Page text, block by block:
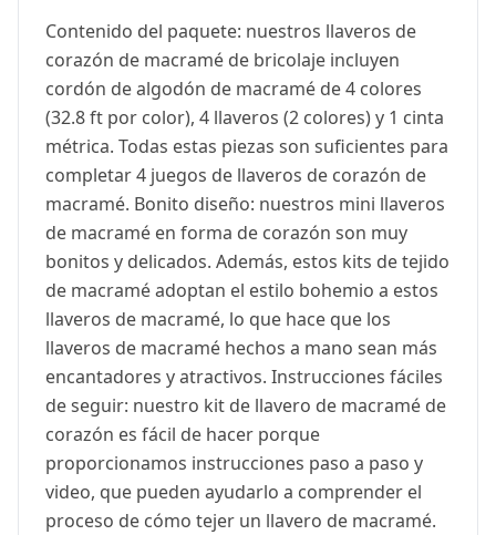
Contenido del paquete: nuestros llaveros de
corazón de macramé de bricolaje incluyen
cordón de algodón de macramé de 4 colores
(32.8 ft por color), 4 llaveros (2 colores) y 1 cinta
métrica. Todas estas piezas son suficientes para
completar 4 juegos de llaveros de corazón de
macramé. Bonito diseño: nuestros mini llaveros
de macramé en forma de corazón son muy
bonitos y delicados. Además, estos kits de tejido
de macramé adoptan el estilo bohemio a estos
llaveros de macramé, lo que hace que los
llaveros de macramé hechos a mano sean más
encantadores y atractivos. Instrucciones fáciles
de seguir: nuestro kit de llavero de macramé de
corazón es fácil de hacer porque
proporcionamos instrucciones paso a paso y
video, que pueden ayudarlo a comprender el
proceso de cómo tejer un llavero de macramé.